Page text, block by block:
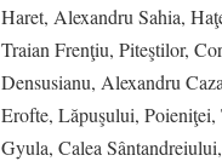
Haret, Alexandru Sahia,
Traian Frenţiu, Piteştilor,
Densusianu, Alexandru
Erofte, Lăpuşului,
Gyula, Calea